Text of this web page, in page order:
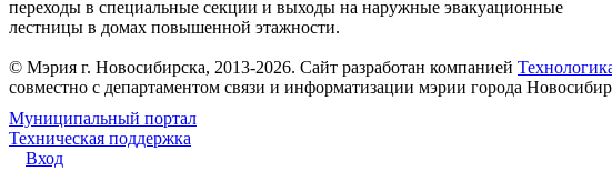
переходы в специальные секции и выходы на наружные эвакуационные
лестницы в домах повышенной этажности.
© Мэрия г. Новосибирска, 2013-2026. Сайт разработан компанией
совместно с департаментом связи и информатизации мэрии города
Муниципальный портал
Техническая поддержка
Вход